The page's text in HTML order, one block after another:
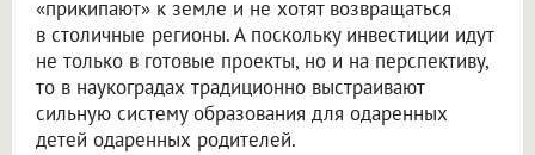
«прикипают» к земле и не хотят возвращаться
в столичные регионы. А поскольку инвестиции идут
не только в готовые проекты, но и на перспективу,
то в наукоградах традиционно выстраивают
сильную систему образования для одаренных
детей одаренных родителей.